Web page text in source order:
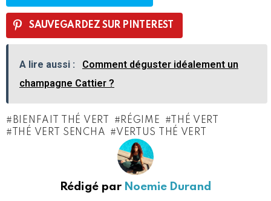
SAUVEGARDEZ SUR PINTEREST
A lire aussi :
Comment déguster idéalement un
champagne Cattier ?
BIENFAIT THÉ VERT RÉGIME
THÉ VERT
THÉ VERT SENCHA
VERTUS THÉ VERT
Rédigé par Noemie Durand